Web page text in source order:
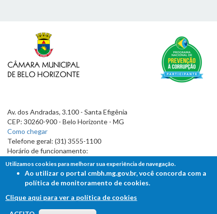
Av. dos Andradas, 3.100 - Santa Efigênia
CEP: 30260-900 - Belo Horizonte - MG
Como chegar
Telefone geral: (31) 3555-1100
Horário de funcionamento:
7h às 19h
FALE COM A CÂMARA
Utilizamos cookies para melhorar sua experiência de navegação.
Ao utilizar o portal cmbh.mg.gov.br, você concorda com a
política de monitoramento de cookies.
Clique aqui para ver a política de cookies